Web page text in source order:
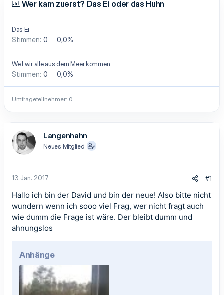
Wer kam zuerst? Das Ei oder das Huhn
Das Ei
Stimmen: 0 0,0%
Weil wir alle aus dem Meer kommen
Stimmen: 0 0,0%
Umfrageteilnehmer 0
Langenhahn
Neues Mitglied
13 Jan. 2017 #1
Hallo ich bin der David und bin der neue! Also bitte nicht
wundern wenn ich sooo viel Frag, wer nicht fragt auch
wie dumm die Frage ist wäre. Der bleibt dumm und
ahnungslos
Anhänge